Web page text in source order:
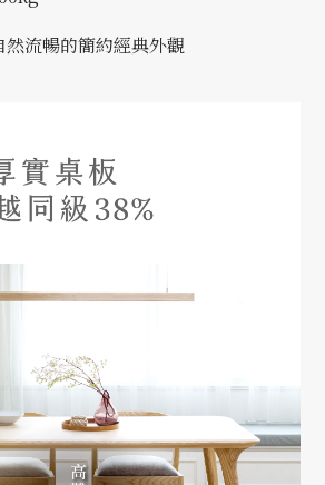
流暢的簡約經典外觀